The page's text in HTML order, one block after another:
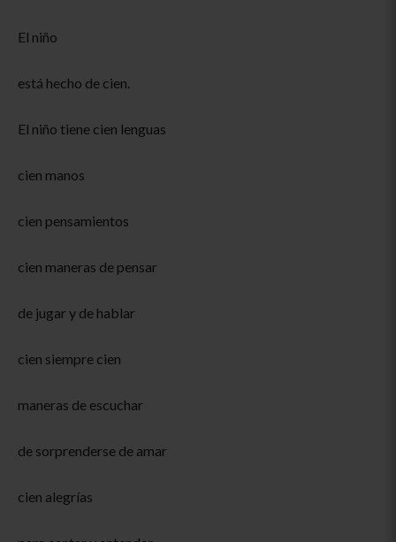
El niño
está hecho de cien.
El niño tiene cien lenguas
cien manos
cien pensamientos
cien maneras de pensar
de jugar y de hablar
cien siempre cien
maneras de escuchar
de sorprenderse de amar
cien alegrías